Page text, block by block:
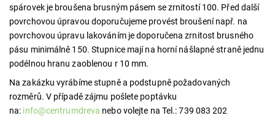
spárovek je broušena brusným pásem se zrnitostí 100. Před další
povrchovou úpravou doporučujeme provést broušení např. na
povrchovou úpravu lakováním je doporučena zrnitost brusného
pásu minimálně 150. Stupnice mají na horní nášlapné straně jednu
podélnou hranu zaoblenou r 10 mm.
Na zakázku vyrábíme stupně a podstupně požadovaných
rozměrů. V případě zájmu pošlete poptávku
na: info@centrumdreva nebo volejte na Tel.: 739 083 202